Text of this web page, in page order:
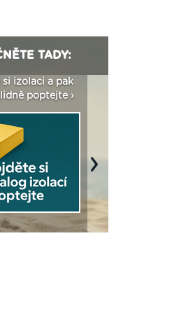
TADY:
si izolaci a pak
poptejte ›
Next